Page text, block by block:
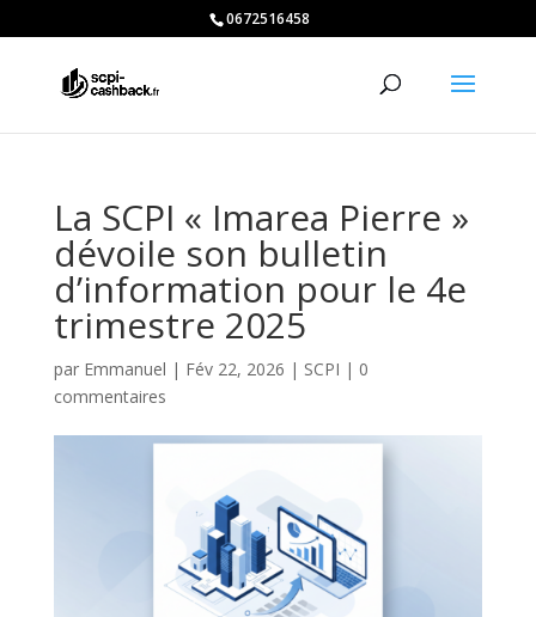
0672516458
La SCPI « Imarea Pierre »
dévoile son bulletin
d’information pour le 4e
trimestre 2025
par Emmanuel | Fév 22, 2026 | SCPI | 0
commentaires